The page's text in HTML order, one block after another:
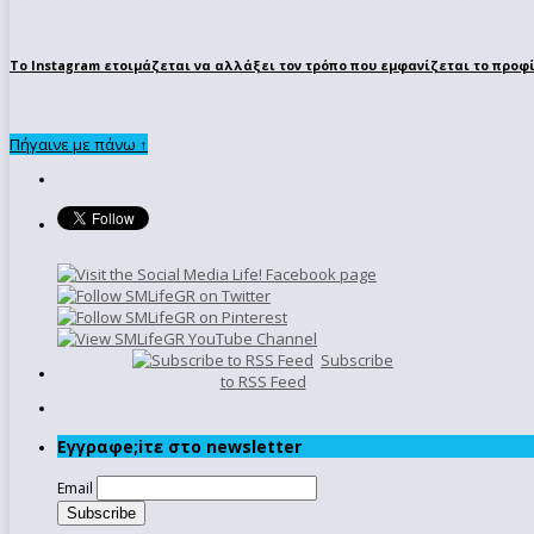
To Instagram ετοιμάζεται να αλλάξει τον τρόπο που εμφανίζεται το
Πήγαινε με πάνω ↑
Subscribe
to RSS Feed
Εγγραφe;iτε στο newsletter
Email